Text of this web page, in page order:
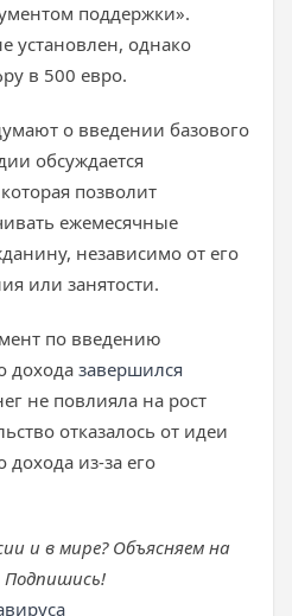
поддержки».
установлен, однако
в 500 евро.
о введении базового
обсуждается
позволит
ежемесячные
независимо от его
или занятости.
по введению
дохода завершился
не повлияла на рост
отказалось от идеи
дохода из-за его
и в мире? Объясняем на
Подпишись!